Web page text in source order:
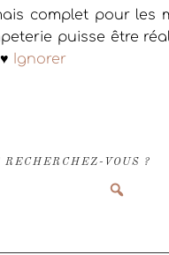
complet pour les
puisse être
Ignorer
RECHERCHEZ-VOUS ?